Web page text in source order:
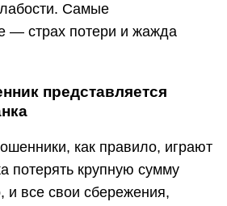
Самые
— страх потери и жажда
представляется
как правило, играют
потерять крупную сумму
и все свои сбережения,